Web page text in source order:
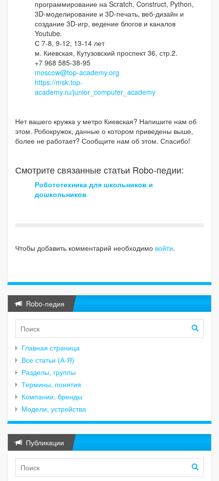
программирование на Scratch, Construct, Python,
3D-моделирование и 3D-печать, веб-дизайн и
создание 3D-игр, ведение блогов и каналов
Youtube.
С 7-8, 9-12, 13-14 лет
м. Киевская, Кутузовский проспект 36, стр.2.
+7 968 585-38-95
moscow@top-academy.org
https://msk.top-
academy.ru/junior_computer_academy
Нет вашего кружка у метро Киевская? Напишите нам об
этом. Робокружок, данные о котором приведены выше,
более не работает? Сообщите нам об этом. Спасибо!
Смотрите связанные статьи Robo-педии:
Робототехника для школьников и
дошкольников
Чтобы добавить комментарий необходимо войти.
Robo-педия
Главная страница
Все статьи (А-Я)
Разделы, группы
Термины, понятия
Компании, бренды
Модели, устройства
Публикации